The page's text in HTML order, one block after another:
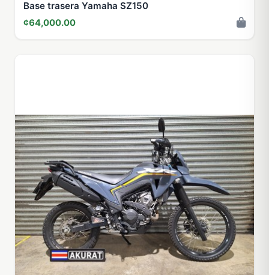
Base trasera Yamaha SZ150
¢64,000.00